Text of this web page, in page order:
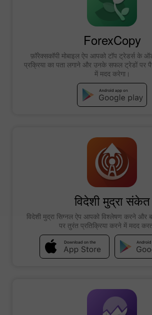
ForexCopy
फ़ॉरेक्सकॉपी मोबाइल ऐप आपको टॉप ट्रेडर्स के
प्रक्रिया का पता लगाने और उनके सफल ट्रेडों पर
में मदद करेगा।
विदेशी मुद्रा संकेत
विदेशी मुद्रा सिग्नल ऐप आपको विश्लेषण करने और
पर तुरंत प्रतिक्रिया करने में मदद